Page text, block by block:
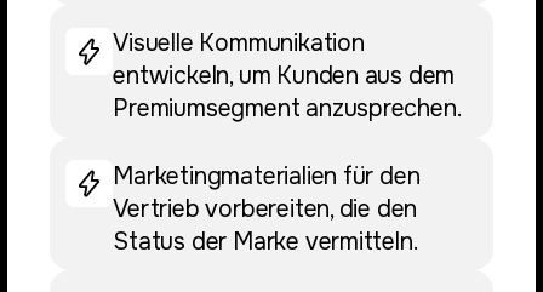
Visuelle Kommunikation
entwickeln, um Kunden aus dem
Premiumsegment anzusprechen.
Marketingmaterialien für den
Vertrieb vorbereiten, die den
Status der Marke vermitteln.